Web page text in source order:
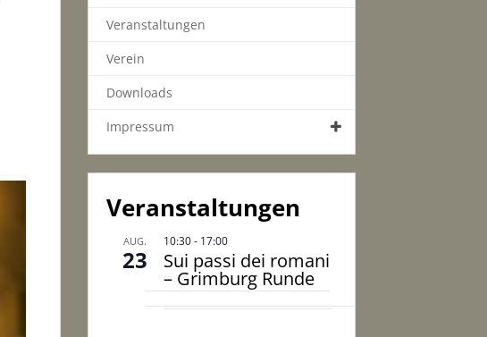
Veranstaltungen
Verein
Downloads
Impressum
Veranstaltungen
AUG.
23
10:30- 17:00
Sui passi dei romani
– Grimburg Runde